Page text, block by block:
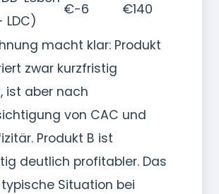
LDC)
€-6
€140
macht klar: Produkt
zwar kurzfristig
ist aber nach
von CAC und
Produkt B ist
deutlich profitabler. Das
Situation bei